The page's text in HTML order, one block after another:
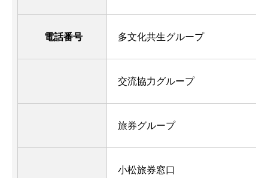
電話番号 多文化共生グループ
交流協力グループ
旅券グループ
小松旅券窓口